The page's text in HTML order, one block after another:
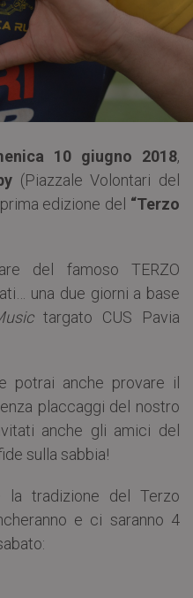
10 giugno 2018,
(Piazzale Volontari del
edizione del “Terzo
del famoso TERZO
una due giorni a base
targato CUS Pavia
potrai anche provare il
placcaggi del nostro
anche gli amici del
sulla sabbia!
tradizione del Terzo
e ci saranno 4